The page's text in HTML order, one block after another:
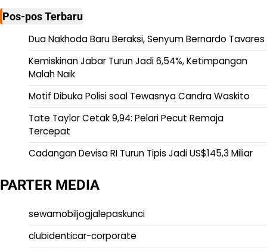
Pos-pos Terbaru
Dua Nakhoda Baru Beraksi, Senyum Bernardo Tavares
Kemiskinan Jabar Turun Jadi 6,54%, Ketimpangan
Malah Naik
Motif Dibuka Polisi soal Tewasnya Candra Waskito
Tate Taylor Cetak 9,94: Pelari Pecut Remaja
Tercepat
Cadangan Devisa RI Turun Tipis Jadi US$145,3 Miliar
PARTER MEDIA
sewamobiljogjalepaskunci
clubidenticar-corporate